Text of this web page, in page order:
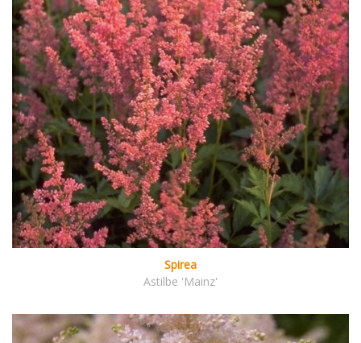
Spirea
Astilbe 'Mainz'